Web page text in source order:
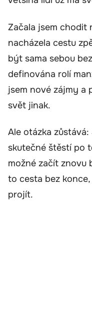
Začala jsem chodit
nacházela cestu
být sama sebou
definována rolí
jsem nové zájmy a
svět jinak.
Ale otázka
skutečné štěstí po
možné začít znovu
to cesta bez
projít.